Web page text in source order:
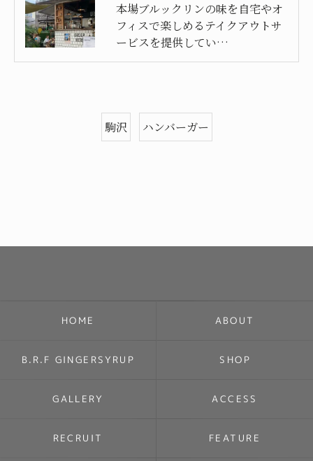
本場ブルックリンの味を自宅やオ
フィスで楽しめるテイクアウトサ
ービスを提供してい…
駒沢 ハンバーガー
HOME ABOUT
B.R.F GINGERSYRUP SHOP
GALLERY ACCESS
RECRUIT FEATURE